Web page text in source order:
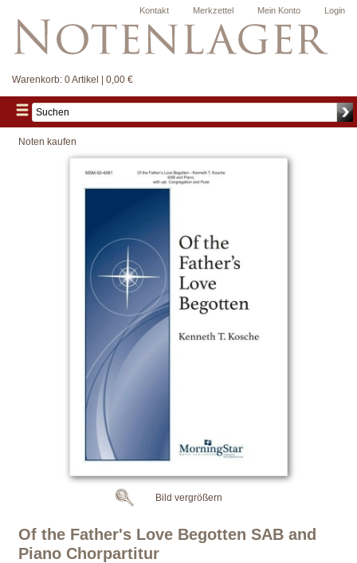
Login
Mein Konto
Merkzettel
Kontakt
Warenkorb: 0 Artikel | 0,00 €
Noten kaufen
Of the Father's Love Begotten SAB and
Piano Chorpartitur
Bild vergrößern